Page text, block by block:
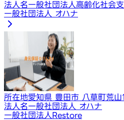
法人名一般社団法人高齢化社会
一般社団法人 オハナ
所在地愛知県 豊田市 八草町荒
法人名一般社団法人 オハナ
一般社団法人Restore